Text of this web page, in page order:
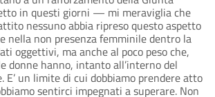
in questi giorni — mi meraviglia che
nessuno abbia ripreso questo aspetto
nella non presenza femminile dentro la
oggettivi, ma anche al poco peso che,
donne hanno, intanto all’interno del
E’ un limite di cui dobbiamo prendere atto
sentirci impegnati a superare. Non